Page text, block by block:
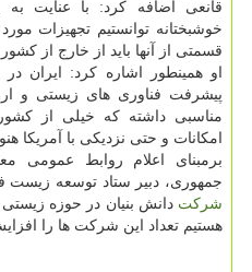
قانعی اضافه كرد: با عنایت
خوشبختانه توانستیم تجهیزات مورد
قسمتی از آنها باید از خارج از
او همینطور اشاره كرد: ایران
پیشرفت فناوری های زیستی و
مناسبی داشته كه خیلی از
امكانات و حتی نزدیكی با آمریكا
برمبنای اعلام روابط عمومی
جمهوری، دبیر ستاد توسعه زیست
شركت دانش بنیان در حوزه
هستیم تعداد این شركت ها را